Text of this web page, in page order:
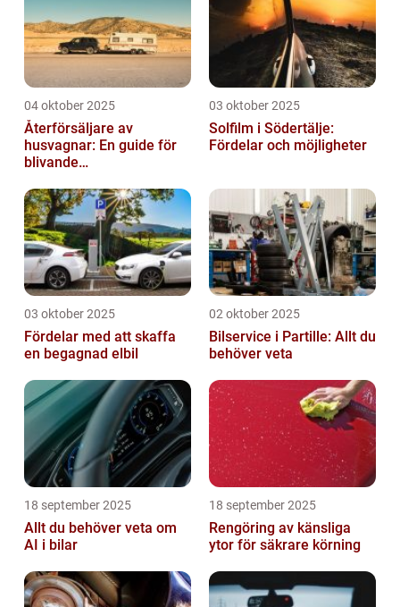
04 oktober 2025
Återförsäljare av
husvagnar: En guide för
blivande
03 oktober 2025
Solfilm i Södertälje:
Fördelar och möjligheter
03 oktober 2025
Fördelar med att skaffa
en begagnad elbil
02 oktober 2025
Bilservice i Partille: Allt du
behöver veta
18 september 2025
Allt du behöver veta om
AI i bilar
18 september 2025
Rengöring av känsliga
ytor för säkrare körning